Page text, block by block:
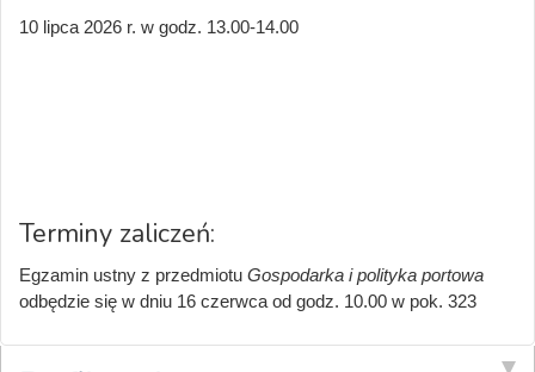
10 lipca 2026 r. w godz. 13.00-14.00
Terminy zaliczeń:
Egzamin ustny z przedmiotu Gospodarka i polityka portowa
odbędzie się w dniu 16 czerwca od godz. 10.00 w pok. 323